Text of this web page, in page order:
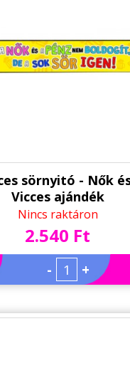
sörnyitó - Nők
Vicces ajándék
Nincs raktáron
2.540 Ft
- +